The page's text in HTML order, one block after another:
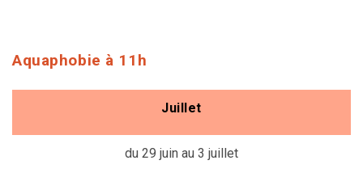
Aquaphobie à 11h
Juillet
du 29 juin au 3 juillet